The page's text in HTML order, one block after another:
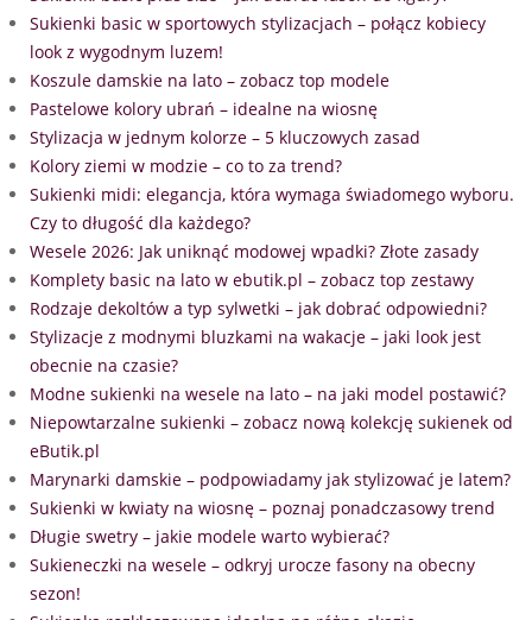
Sukienki basic w sportowych stylizacjach – połącz kobiecy
look z wygodnym luzem!
Koszule damskie na lato – zobacz top modele
Pastelowe kolory ubrań – idealne na wiosnę
Stylizacja w jednym kolorze – 5 kluczowych zasad
Kolory ziemi w modzie – co to za trend?
Sukienki midi: elegancja, która wymaga świadomego wyboru.
Czy to długość dla każdego?
Wesele 2026: Jak uniknąć modowej wpadki? Złote zasady
Komplety basic na lato w ebutik.pl – zobacz top zestawy
Rodzaje dekoltów a typ sylwetki – jak dobrać odpowiedni?
Stylizacje z modnymi bluzkami na wakacje – jaki look jest
obecnie na czasie?
Modne sukienki na wesele na lato – na jaki model postawić?
Niepowtarzalne sukienki – zobacz nową kolekcję sukienek od
eButik.pl
Marynarki damskie – podpowiadamy jak stylizować je latem?
Sukienki w kwiaty na wiosnę – poznaj ponadczasowy trend
Długie swetry – jakie modele warto wybierać?
Sukieneczki na wesele – odkryj urocze fasony na obecny
sezon!